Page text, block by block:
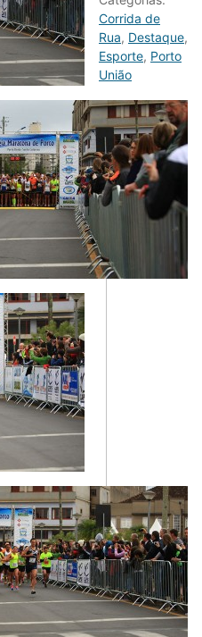
Corrida de
Rua, Destaque,
Esporte, Porto
União